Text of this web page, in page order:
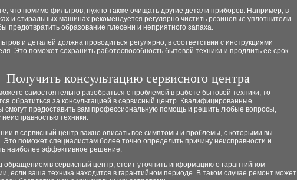
что помимо фильтров, нужно также очищать другие детали приборов. Например, в
и стиральных машинах рекомендуется регулярно чистить резиновые уплотнители
предотвратить образование плесени и неприятного запаха.
и деталей должна проводиться регулярно, в соответствии с инструкциями
Это поможет сохранить работоспособность бытовой техники и продлить ее срок
Получить консультацию сервисного центра
самостоятельно разобраться с проблемой в работе бытовой техники, то
обратиться за консультацией в сервисный центр. Квалифицированные
смогут предоставить вам профессиональную помощь и решить любые вопросы,
техники.
в сервисный центр важно описать все симптомы и проблемы, с которыми вы
Это поможет специалистам более точно определить причину неисправности и
наиболее эффективное решение.
обращением в сервисный центр, стоит уточнить информацию о гарантийном
если ваша техника находится в гарантийном периоде. В таком случае ремонт может